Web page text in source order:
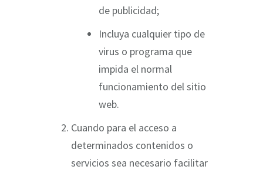
de publicidad;
Incluya cualquier tipo de
virus o programa que
impida el normal
funcionamiento del sitio
web.
Cuando para el acceso a
determinados contenidos o
servicios sea necesario facilitar